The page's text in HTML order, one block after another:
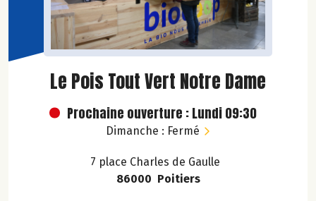
Le Pois Tout Vert Notre Dame
Prochaine ouverture : Lundi 09:30
Dimanche : Fermé
7 place Charles de Gaulle
86000 Poitiers